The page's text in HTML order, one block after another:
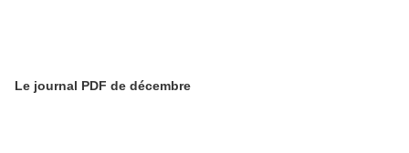
Le journal PDF de décembre